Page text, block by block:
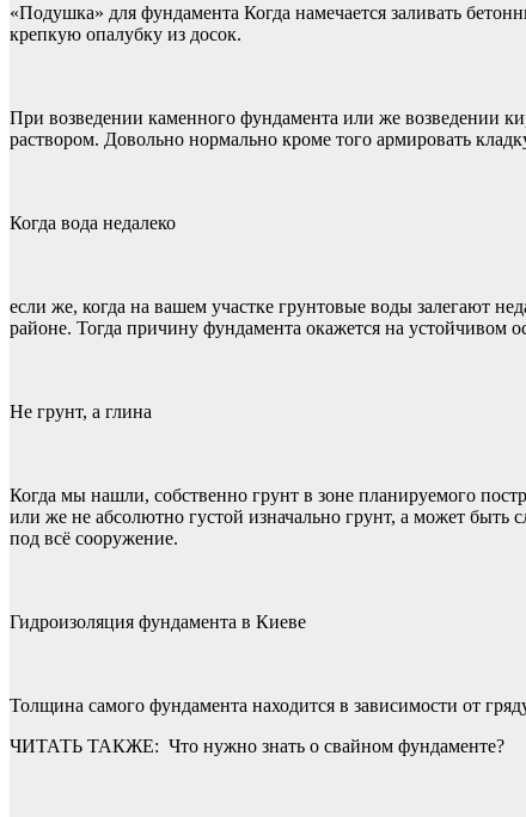
«Подушка» для фундамента Когда намечается заливать
крепкую опалубку из досок.
При возведении каменного фундамента или же возведении
раствором. Довольно нормально кроме того армировать
Когда вода недалеко
если же, когда на вашем участке грунтовые воды залегают
районе. Тогда причину фундамента окажется на устойчивом
Не грунт, а глина
Когда мы нашли, собственно грунт в зоне планируемого
или же не абсолютно густой изначально грунт, а может
под всё сооружение.
Гидроизоляция фундамента в Киеве
Толщина самого фундамента находится в зависимости от
ЧИТАТЬ ТАКЖЕ: Что нужно знать о свайном фундаменте?